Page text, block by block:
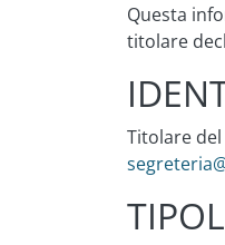
Questa
titolare
Titolare